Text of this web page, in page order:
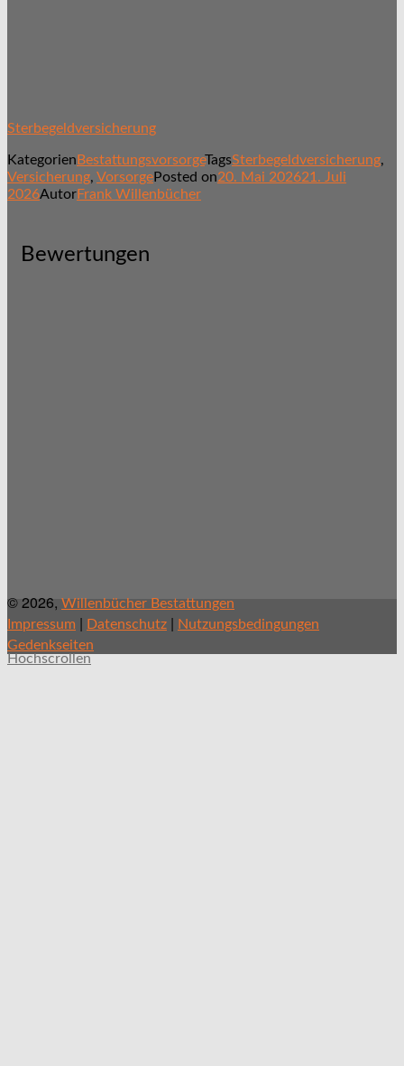
Sterbegeldversicherung
Kategorien BestattungsvorsorgeTagsSterbegeldversicherung,
Versicherung, VorsorgePosted on20. Mai 202621. Juli
2026AutorFrank Willenbücher
Bewertungen
© 2026, Willenbücher Bestattungen
Impressum | Datenschutz | Nutzungsbedingungen
Gedenkseiten
Hochscrollen